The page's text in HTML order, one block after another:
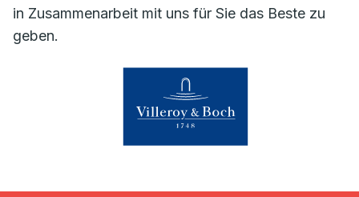
in Zusammenarbeit mit uns für Sie das Beste zu
geben.